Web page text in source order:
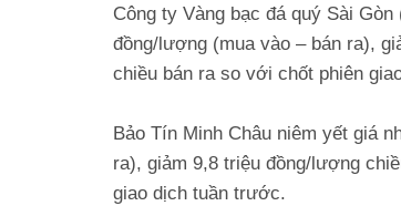
Công ty Vàng bạc đá quý Sài
đồng/lượng (mua vào – bán ra),
chiều bán ra so với chốt phiên
Bảo Tín Minh Châu niêm yết giá
ra), giảm 9,8 triệu đồng/lượng
giao dịch tuần trước.